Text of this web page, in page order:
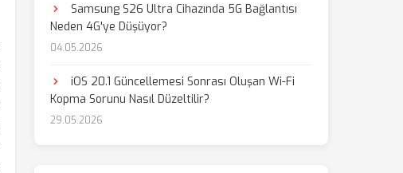
Samsung S26 Ultra Cihazında 5G Bağlantısı
Neden 4G'ye Düşüyor?
04.05.2026
iOS 20.1 Güncellemesi Sonrası Oluşan Wi-Fi
Kopma Sorunu Nasıl Düzeltilir?
29.05.2026